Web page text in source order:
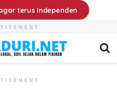
terus independen